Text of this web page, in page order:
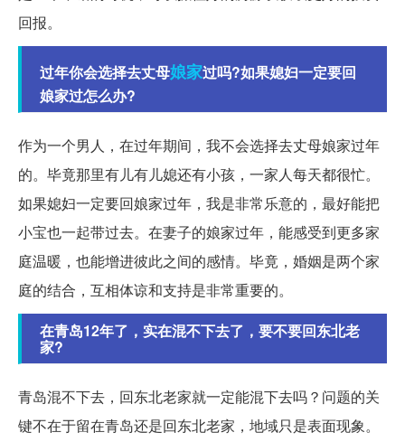
回报。
过年你会选择去丈母娘家过吗?如果媳妇一定要回
娘家过怎么办?
作为一个男人，在过年期间，我不会选择去丈母娘家过年
的。毕竟那里有儿有儿媳还有小孩，一家人每天都很忙。
如果媳妇一定要回娘家过年，我是非常乐意的，最好能把
小宝也一起带过去。在妻子的娘家过年，能感受到更多家
庭温暖，也能增进彼此之间的感情。毕竟，婚姻是两个家
庭的结合，互相体谅和支持是非常重要的。
在青岛12年了，实在混不下去了，要不要回东北老
家?
青岛混不下去，回东北老家就一定能混下去吗？问题的关
键不在于留在青岛还是回东北老家，地域只是表面现象。